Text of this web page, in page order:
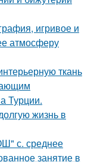
игривое и
атмосферу
ткань
Турции.
жизнь в
с. среднее
занятие в